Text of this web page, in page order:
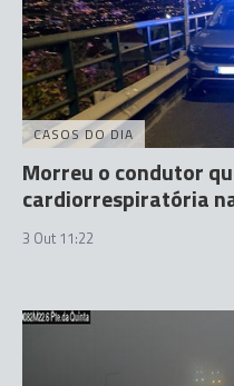
CASOS DO DIA
Morreu o condutor
cardiorrespiratória
3 Out 11:22